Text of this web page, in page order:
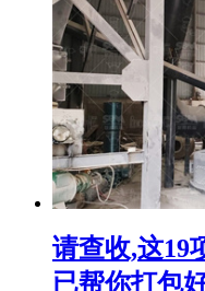
请查收,这19
已帮你打包